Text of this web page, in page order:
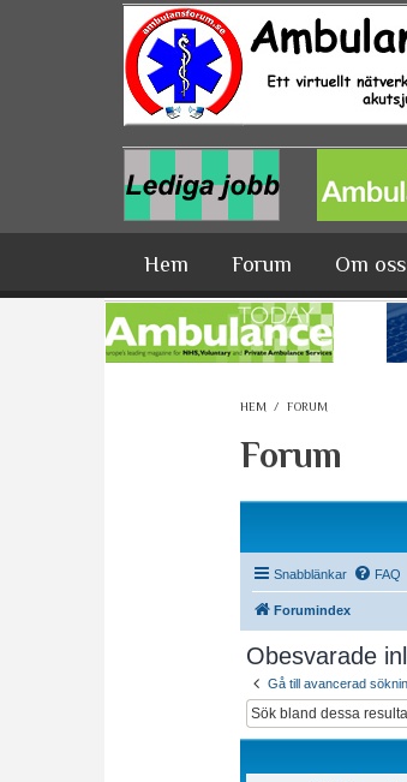
Hoppa till huvudinnehåll
Hem Forum Om oss
HEM / FORUM
Forum